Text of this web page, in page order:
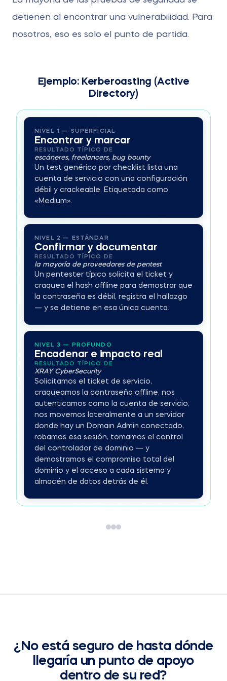
Credenciales compartidas
detienen al encontrar una vulnerabilidad. Para
nosotros, eso es solo el punto de partida.
Ejemplo: Kerberoasting (Active
Directory)
NIVEL 1 — SUPERFICIAL
Encontrar y marcar
RESULTADO TÍPICO DE
escáneres, freelancers, bug bounty
Un test genérico por checklist lista una
cuenta de servicio con una configuración
débil y crackeable. Etiquetada como
«Medium».
NIVEL 2 — ESTÁNDAR
Confirmar y documentar
RESULTADO TÍPICO DE
la mayoría de proveedores de pentest
Un pentester típico solicita el ticket y
craquea el hash offline para demostrar que
la contraseña es débil, registra el hallazgo
— y se detiene en esa única cuenta.
NIVEL 3 — PROFUNDO
Encadenar e impacto real
RESULTADO TÍPICO DE
XRAY CyberSecurity
Solicitamos el ticket de servicio,
craqueamos la contraseña offline, nos
autenticamos como la cuenta de servicio,
nos movemos lateralmente a un servidor
donde hay un Domain Admin conectado,
robamos esa sesión, tomamos el control
del controlador de dominio — y
demostramos el compromiso total del
dominio y el acceso a cada sistema y
almacén de datos detrás de él.
¿No está seguro de hasta dónde
llegaría un punto de apoyo
dentro de su red?